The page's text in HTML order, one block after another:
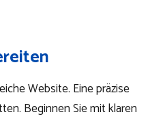
Website. Eine präzise
Beginnen Sie mit klaren